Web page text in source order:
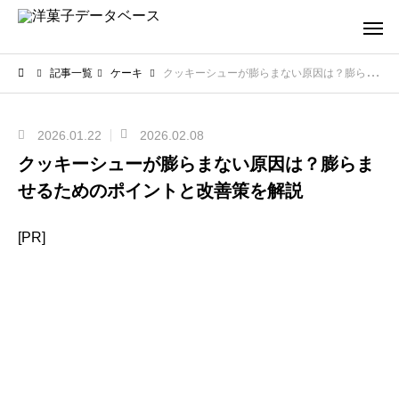
記事一覧 ケーキ クッキーシューが膨らまない原因は？膨らませるためのポイントと改善策を解説
2026.01.22 2026.02.08
クッキーシューが膨らまない原因は？膨らま
せるためのポイントと改善策を解説
[PR]